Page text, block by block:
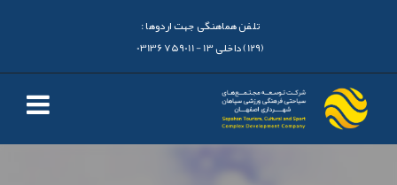
تلفن هماهنگی جهت اردوها :